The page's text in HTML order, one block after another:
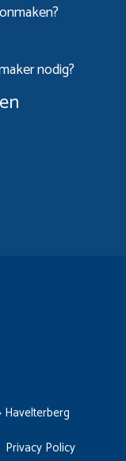
nodig?
Havelterberg
Privacy Policy